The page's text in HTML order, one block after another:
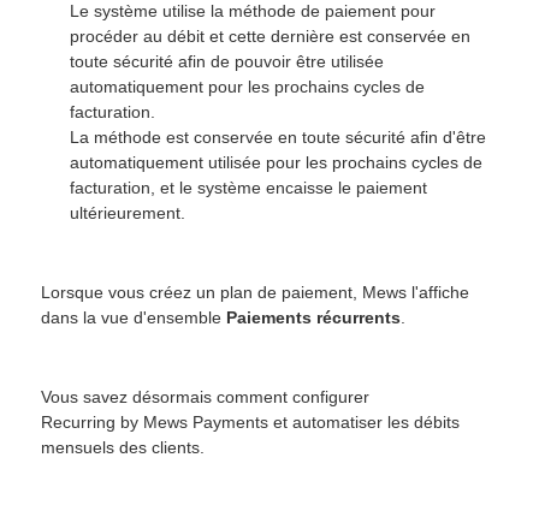
Le système utilise la méthode de paiement pour
procéder au débit et cette dernière est conservée en
toute sécurité afin de pouvoir être utilisée
automatiquement pour les prochains cycles de
facturation.
La méthode est conservée en toute sécurité afin d'être
automatiquement utilisée pour les prochains cycles de
facturation, et le système encaisse le paiement
ultérieurement.
Lorsque vous créez un plan de paiement, Mews l'affiche
dans la vue d'ensemble Paiements récurrents.
Vous savez désormais comment configurer
Recurring by Mews Payments et automatiser les débits
mensuels des clients.